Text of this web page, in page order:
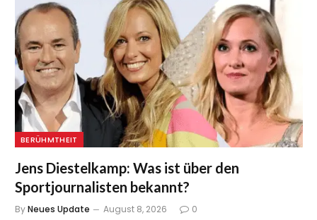
BERÜHMTHEIT
Jens Diestelkamp: Was ist über den
Sportjournalisten bekannt?
ByNeues Update August 8, 2026 0